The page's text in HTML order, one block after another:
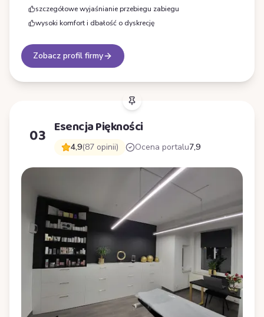
szczegółowe wyjaśnianie przebiegu zabiegu
wysoki komfort i dbałość o dyskrecję
Zobacz profil firmy
03 Esencja Piękności
4,9(87 opinii) Ocena portalu7,9